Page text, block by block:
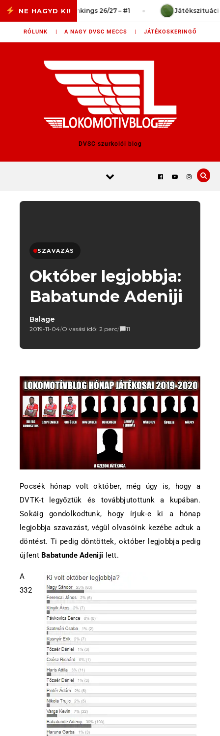
Skip to content
Power Rankings 26/27 – #1 Játékszituációk
RÓLUNK | A NAGY DVSC MECCS | JÁTÉKOSKERINGŐ
DVSC szurkolói blog
SZAVAZÁS
Október legjobbja:
Babatunde Adeniji
Balage
2019-11-04/Olvasási idő: 2 perc/ 11
Pocsék hónap volt október, még úgy is, hogy a
DVTK-t legyőztük és továbbjutottunk a kupában.
Sokáig gondolkodtunk, hogy írjuk-e ki a hónap
legjobbja szavazást, végül olvasóink kezébe adtuk a
döntést. Ti pedig döntöttek, október legjobbja pedig
újfent Babatunde Adeniji lett.
A
332